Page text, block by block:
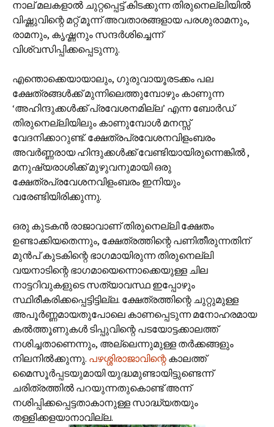
നാല് മലകളാല്‍ ചുറ്റപ്പെട്ട് കിടക്കുന്ന തിരുനെല്ലിയില്‍
വിഷ്ണുവിന്റെ മറ്റ് മൂന്ന് അവതാരങ്ങളായ പരശുരാമനും,
രാമനും, കൃഷ്ണനും സന്ദര്‍ശിച്ചെന്ന്
വിശ്വസിപ്പിക്കപ്പെടുന്നു.
എന്തൊക്കെയായാലും, ഗുരുവായൂരടക്കം പല
ക്ഷേത്രങ്ങള്‍ക്ക് മുന്നിലെത്തുമ്പോഴും കാണുന്ന
‘അഹിന്ദുക്കള്‍ക്ക് പ്രവേശനമില്ല’ എന്ന ബോര്‍ഡ്
തിരുനെല്ലിയിലും കാണുമ്പോള്‍ മനസ്സ്
വേദനിക്കാറുണ്ട്. ക്ഷേത്രപ്രവേശനവിളംബരം
അവര്‍ണ്ണരായ ഹിന്ദുക്കള്‍ക്ക് വേണ്ടിയായിരുന്നെങ്കില്‍ ‍,
മനുഷ്യരാശിക്ക് മുഴുവനുമായി ഒരു
ക്ഷേത്രപ്രവേശനവിളംബരം ഇനിയും
വരേണ്ടിയിരിക്കുന്നു.
ഒരു കുടകന്‍ രാജാവാണ് തിരുനെല്ലി ക്ഷേതം
ഉണ്ടാക്കിയതെന്നും, ക്ഷേത്രത്തിന്റെ പണിതീരുന്നതിന്
മുന്‍പ് കുടകിന്റെ ഭാഗമായിരുന്ന തിരുനെല്ലി
വയനാടിന്റെ ഭാഗമായെന്നൊക്കെയുള്ള ചില
നാട്ടറിവുകളുടെ സത്യാവസ്ഥ ഇപ്പോഴും
സ്ഥിരീകരിക്കപ്പെട്ടിട്ടില്ല. ക്ഷേത്രത്തിന്റെ ചുറ്റുമുള്ള
അപൂര്‍ണ്ണമായതുപോലെ കാണപ്പെടുന്ന മനോഹരമായ
കല്‍ത്തൂണുകള്‍ ടിപ്പുവിന്റെ പടയോട്ടക്കാലത്ത്
നശിച്ചതാണെന്നും, അല്ലെന്നുമുള്ള തര്‍ക്കങ്ങളും
നിലനില്‍ക്കുന്നു. പഴശ്ശിരാജാവിന്റെ കാലത്ത്
മൈസൂര്‍പ്പടയുമായി യുദ്ധമുണ്ടായിട്ടുണ്ടെന്ന്
ചരിത്രത്തില്‍ പറയുന്നതുകൊണ്ട് അന്ന്
നശിപ്പിക്കപ്പെട്ടതാകാനുള്ള സാദ്ധ്യതയും
തള്ളിക്കളയാനാവില്ല.